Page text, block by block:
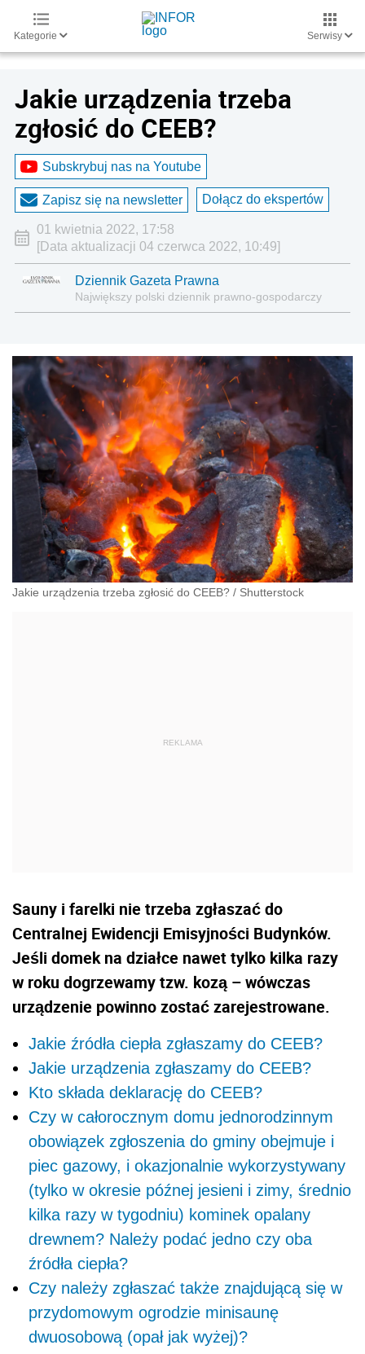
Kategorie Serwisy
Jakie urządzenia trzeba
zgłosić do CEEB?
Subskrybuj nas na Youtube
Zapisz się na newsletter Dołącz do ekspertów
01 kwietnia 2022, 17:58
[Data aktualizacji 04 czerwca 2022, 10:49]
Dziennik Gazeta Prawna
Największy polski dziennik prawno-gospodarczy
Jakie urządzenia trzeba zgłosić do CEEB? / Shutterstock
Sauny i farelki nie trzeba zgłaszać do
Centralnej Ewidencji Emisyjności Budynków.
Jeśli domek na działce nawet tylko kilka razy
w roku dogrzewamy tzw. kozą – wówczas
urządzenie powinno zostać zarejestrowane.
Jakie źródła ciepła zgłaszamy do CEEB?
Jakie urządzenia zgłaszamy do CEEB?
Kto składa deklarację do CEEB?
Czy w całorocznym domu jednorodzinnym
obowiązek zgłoszenia do gminy obejmuje i
piec gazowy, i okazjonalnie wykorzystywany
(tylko w okresie późnej jesieni i zimy, średnio
kilka razy w tygodniu) kominek opalany
drewnem? Należy podać jedno czy oba
źródła ciepła?
Czy należy zgłaszać także znajdującą się w
przydomowym ogrodzie minisaunę
dwuosobową (opał jak wyżej)?